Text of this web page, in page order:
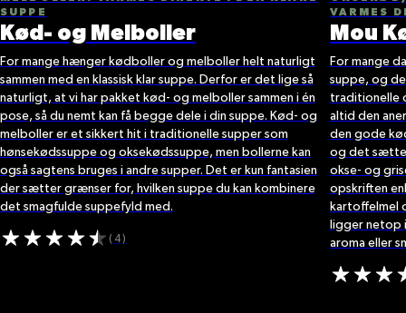
SUPPE
Kød- og Melboller
For mange hænger kødboller og melboller helt naturligt
sammen med en klassisk klar suppe. Derfor er det lige så
naturligt, at vi har pakket kød- og melboller sammen i én
pose, så du nemt kan få begge dele i din suppe. Kød- og
melboller er et sikkert hit i traditionelle supper som
hønsekødssuppe og oksekødssuppe, men bollerne kan
også sagtens bruges i andre supper. Det er kun fantasien
der sætter grænser for, hvilken suppe du kan kombinere
det smagfulde suppefyld med.
(4)
VARMES
Mou
For mange
suppe, og
traditionelle
altid den
den gode
og det sætter
okse- og
opskriften
kartoffelmel
ligger netop
aroma eller